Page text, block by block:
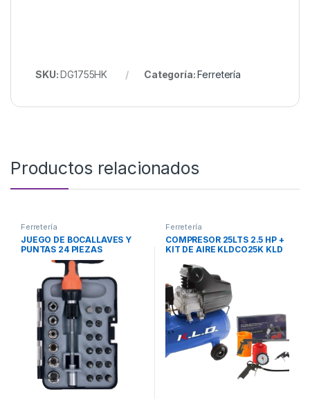
SKU:DG1755HK Categoría:Ferretería
Productos relacionados
Ferretería
JUEGO DE BOCALLAVES Y
PUNTAS 24 PIEZAS
TX900184 TACTIX
Ferretería
COMPRESOR 25LTS 2.5 HP +
KIT DE AIRE KLDCO25K KLD